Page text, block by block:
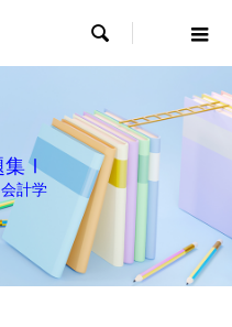

集Ⅰ
計学